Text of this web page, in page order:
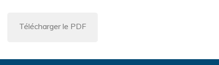
Télécharger le PDF